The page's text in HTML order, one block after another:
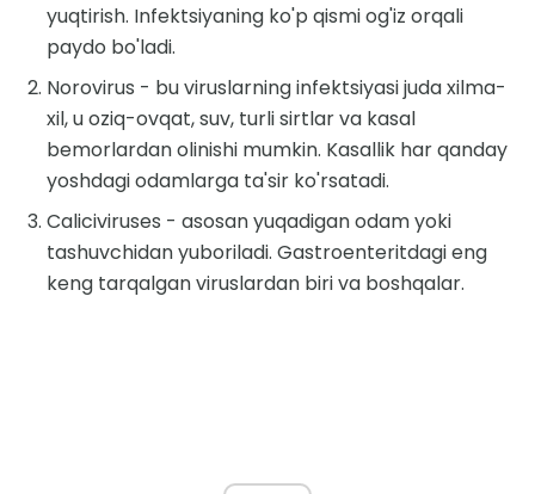
yuqtirish. Infektsiyaning ko'p qismi og'iz orqali
paydo bo'ladi.
Norovirus - bu viruslarning infektsiyasi juda xilma-
xil, u oziq-ovqat, suv, turli sirtlar va kasal
bemorlardan olinishi mumkin. Kasallik har qanday
yoshdagi odamlarga ta'sir ko'rsatadi.
Caliciviruses - asosan yuqadigan odam yoki
tashuvchidan yuboriladi. Gastroenteritdagi eng
keng tarqalgan viruslardan biri va boshqalar.